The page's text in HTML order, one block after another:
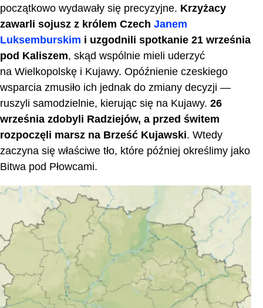
początkowo wydawały się precyzyjne. Krzyżacy
zawarli sojusz z królem Czech Janem
Luksemburskim i uzgodnili spotkanie 21 września
pod Kaliszem, skąd wspólnie mieli uderzyć
na Wielkopolskę i Kujawy. Opóźnienie czeskiego
wsparcia zmusiło ich jednak do zmiany decyzji —
ruszyli samodzielnie, kierując się na Kujawy. 26
września zdobyli Radziejów, a przed świtem
rozpoczęli marsz na Brześć Kujawski. Wtedy
zaczyna się właściwe tło, które później określimy jako
Bitwa pod Płowcami.